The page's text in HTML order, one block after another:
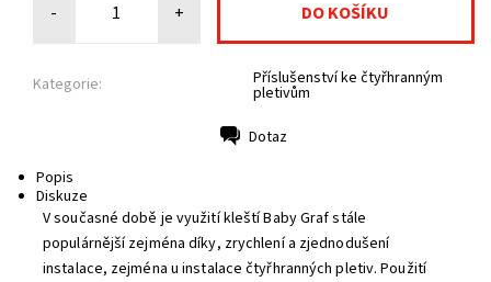
- +
Kategorie: Příslušenství ke čtyřhranným
pletivům
Dotaz
Popis
Diskuze
V současné době je využití kleští Baby Graf stále
populárnější zejména díky, zrychlení a zjednodušení
instalace, zejména u instalace čtyřhranných pletiv. Použití